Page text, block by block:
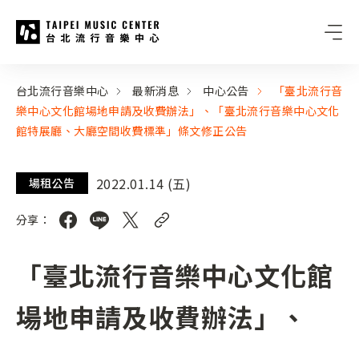
:::
台北流行音樂中心 最新消息 中心公告
「臺北流行音
樂中心文化館場地申請及收費辦法」、「臺北流行音樂中心文化
館特展廳、大廳空間收費標準」條文修正公告
場租公告 2022.01.14 (五)
分享：
「臺北流行音樂中心文化館
場地申請及收費辦法」、